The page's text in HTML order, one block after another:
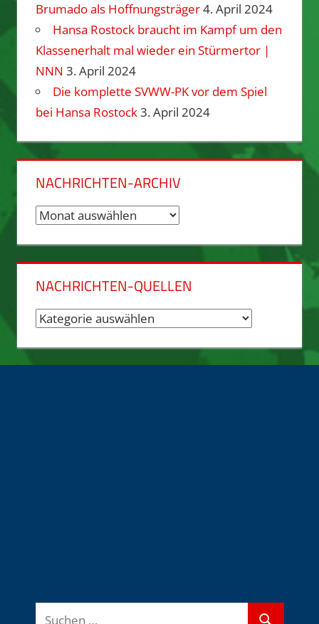
Brumado als Hoffnungsträger4. April 2024
Hansa Rostock braucht im Kampf um den
Klassenerhalt mal wieder ein Stürmertor |
NNN 3. April 2024
Die komplette SVWW-PK vor dem Spiel
bei Hansa Rostock3. April 2024
NACHRICHTEN-ARCHIV
Nachrichten-
NACHRICHTEN-QUELLEN
Nachrichten-
Suchen